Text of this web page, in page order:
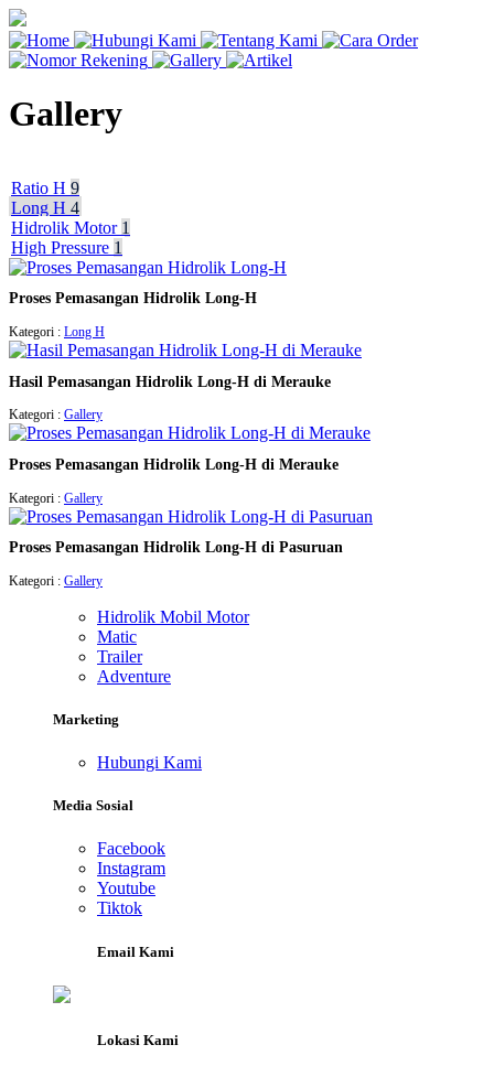
Gallery
Ratio H 9
Long H 4
Hidrolik Motor 1
High Pressure 1
Proses Pemasangan Hidrolik Long-H
Kategori : Long H
Hasil Pemasangan Hidrolik Long-H di Merauke
Kategori : Gallery
Proses Pemasangan Hidrolik Long-H di Merauke
Kategori : Gallery
Proses Pemasangan Hidrolik Long-H di Pasuruan
Kategori : Gallery
Hidrolik Mobil Motor
Matic
Trailer
Adventure
Marketing
Hubungi Kami
Media Sosial
Facebook
Instagram
Youtube
Tiktok
Email Kami
Lokasi Kami